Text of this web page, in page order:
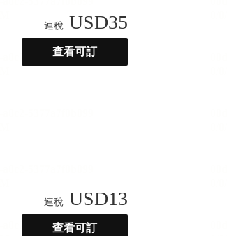
連稅 USD35
查看可訂
連稅 USD13
查看可訂